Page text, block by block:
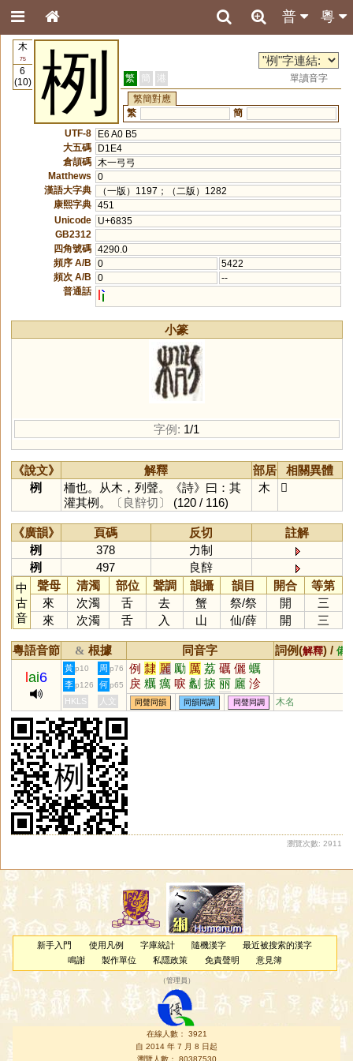
粵
普
木
75
6
(10)
栵 繁 簡 港
單讀音字
繁簡對應
繁
簡
UTF-8
E6 A0 B5
大五碼
D1E4
倉頡碼
木一弓弓
Matthews
0
漢語大字典
（一版）1197；（二版）1282
康熙字典 451
Unicode
U+6835
GB2312
四角號碼 4290.0
頻序 A/B
0
5422
頻次 A/B
0
--
普通話
l
小篆
字例: 1/1
《說文》 解釋 部居
相關異體
栵
栭也。从木，列聲。《詩》曰：其
灌其栵。
〔良辥切〕 (120 / 116)
木 𣔜
《廣韻》 頁碼 反切
註解
栵
378
力制
栵
497
良辥
中
古
音
聲母 清濁 部位 聲調 韻攝 韻目 開合
等第
來
次濁 舌 去 蟹 祭/祭 開
三
來
次濁 舌 入 山 仙/薛 開 三
粵語音節 & 根據 同音字 詞例(解釋) / 備
ai6
黃 p10 周 p76 例 隸 麗 勵 厲 荔 礪 儷 蠣
戾 糲 癘 唳 劙 捩 丽 廲 沴
欐 攦 鱱 濿 悷 迣 砅 犡 曞
禲 瓥 蜧 蠫
李 p126 何 p65
HKLS 人文 同聲同韻 同韻同調 同聲同調 木名
瀏覽次數: 2911
新手入門 使用凡例 字庫統計 隨機漢字
最近被搜索的漢字
鳴謝
製作單位 私隱政策 免責聲明 意見簿
（管理員 ）
在線人數： 3921
自 2014 年 7 月 8 日起
瀏覽人數： 80387530